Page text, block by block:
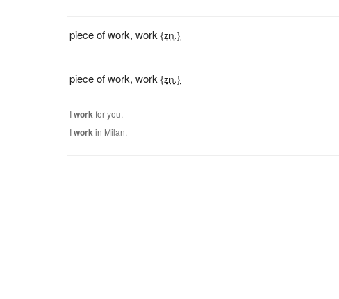
piece of work,work {zn.}
piece of work,work {zn.}
Iworkfor you.
Iworkin Milan.